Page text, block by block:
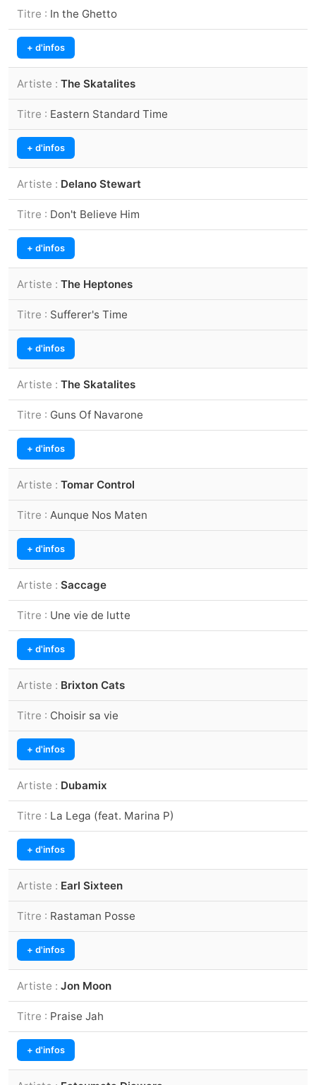
In the Ghetto
+ d'infos
The Skatalites
Eastern Standard Time
+ d'infos
Delano Stewart
Don't Believe Him
+ d'infos
The Heptones
Sufferer's Time
+ d'infos
The Skatalites
Guns Of Navarone
+ d'infos
Tomar Control
Aunque Nos Maten
+ d'infos
Saccage
Une vie de lutte
+ d'infos
Brixton Cats
Choisir sa vie
+ d'infos
Dubamix
La Lega (feat. Marina P)
+ d'infos
Earl Sixteen
Rastaman Posse
+ d'infos
Jon Moon
Praise Jah
+ d'infos